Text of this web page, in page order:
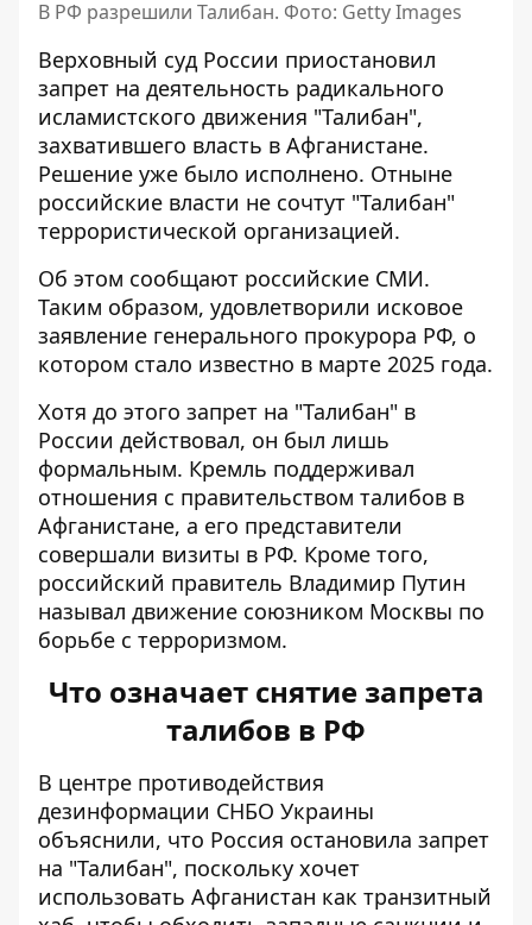
В РФ разрешили Талибан. Фото: Getty Images
Верховный суд России приостановил
запрет на деятельность радикального
исламистского движения "Талибан",
захватившего власть в Афганистане.
Решение уже было исполнено. Отныне
российские власти не сочтут "Талибан"
террористической организацией.
Об этом сообщают российские СМИ.
Таким образом, удовлетворили исковое
заявление генерального прокурора РФ, о
котором стало известно в марте 2025 года.
Хотя до этого запрет на "Талибан" в
России действовал, он был лишь
формальным. Кремль поддерживал
отношения с правительством талибов в
Афганистане, а его представители
совершали визиты в РФ. Кроме того,
российский правитель Владимир Путин
называл движение союзником Москвы по
борьбе с терроризмом.
Что означает снятие запрета
талибов в РФ
В центре противодействия
дезинформации СНБО Украины
объяснили, что Россия остановила запрет
на "Талибан", поскольку хочет
использовать Афганистан как транзитный